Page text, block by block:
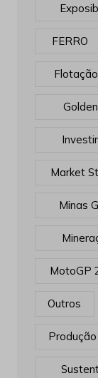
FERRO
Flotação
Market
Minas
MotoGP
Outros
Produção